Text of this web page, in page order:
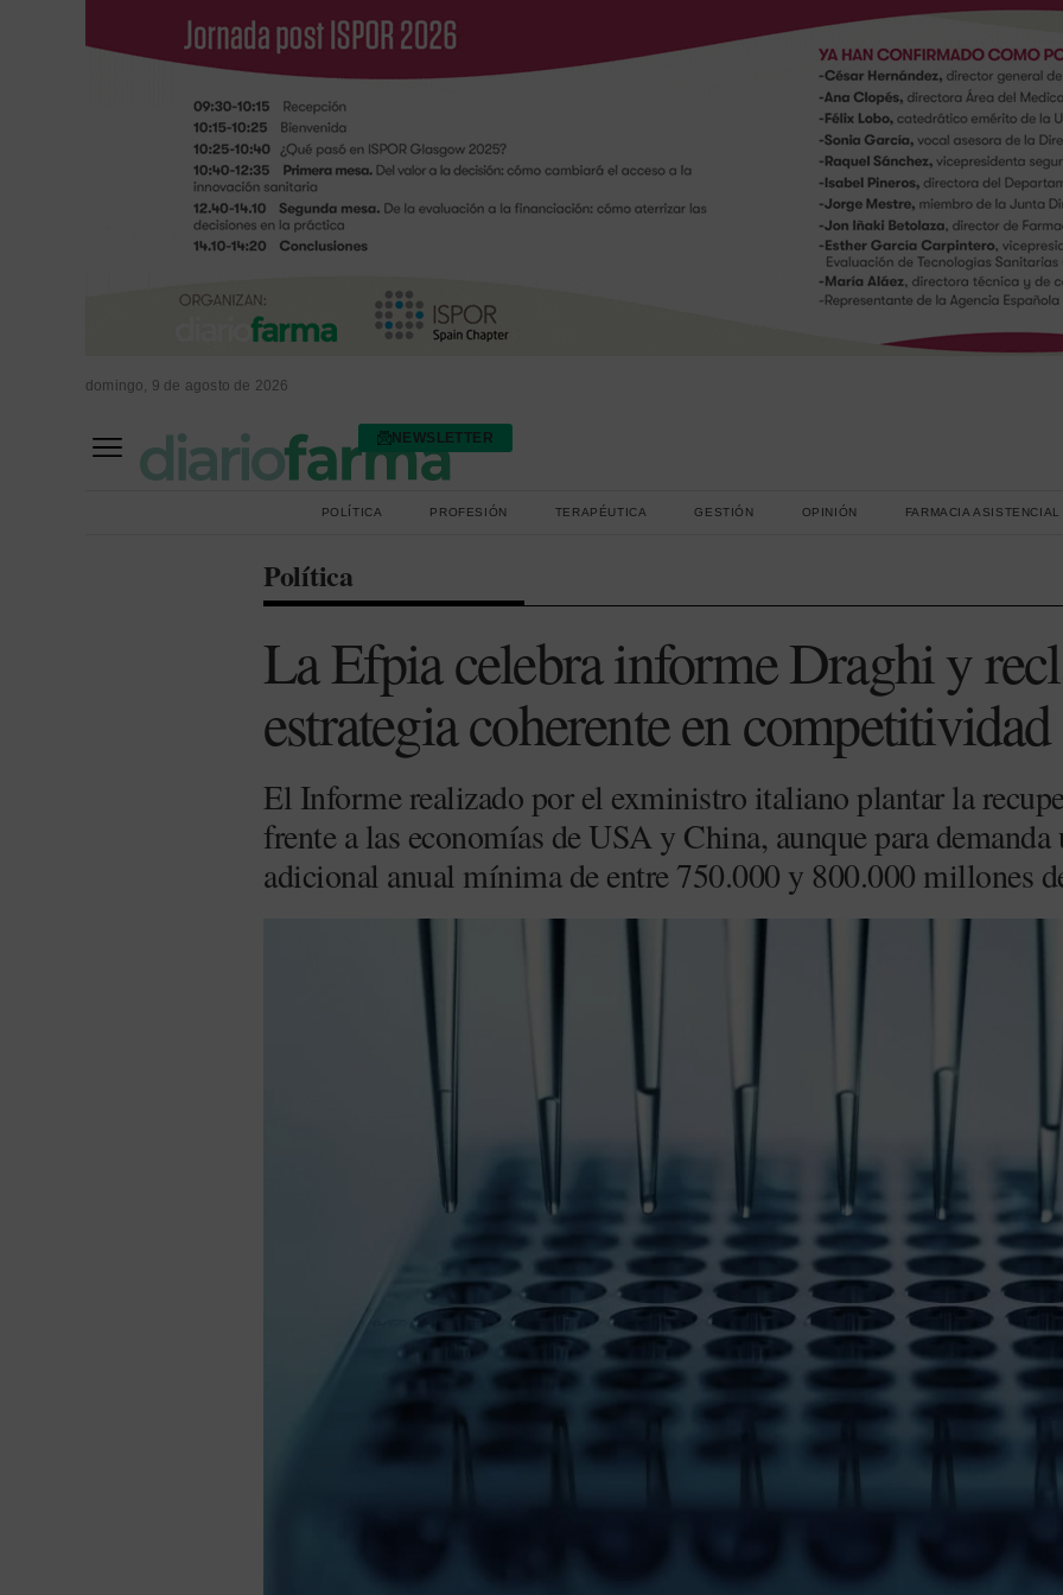
domingo, 9 de agosto de 2026
NEWSLETTER
POLÍTICA PROFESIÓN TERAPÉUTICA GESTIÓN OPINIÓN FARMACIA ASISTENCIAL
Política
La Efpia celebra informe Draghi y
estrategia coherente en competitividad
El Informe realizado por el exministro italiano plantar la
frente a las economías de USA y China, aunque para
adicional anual mínima de entre 750.000 y 800.000 millones